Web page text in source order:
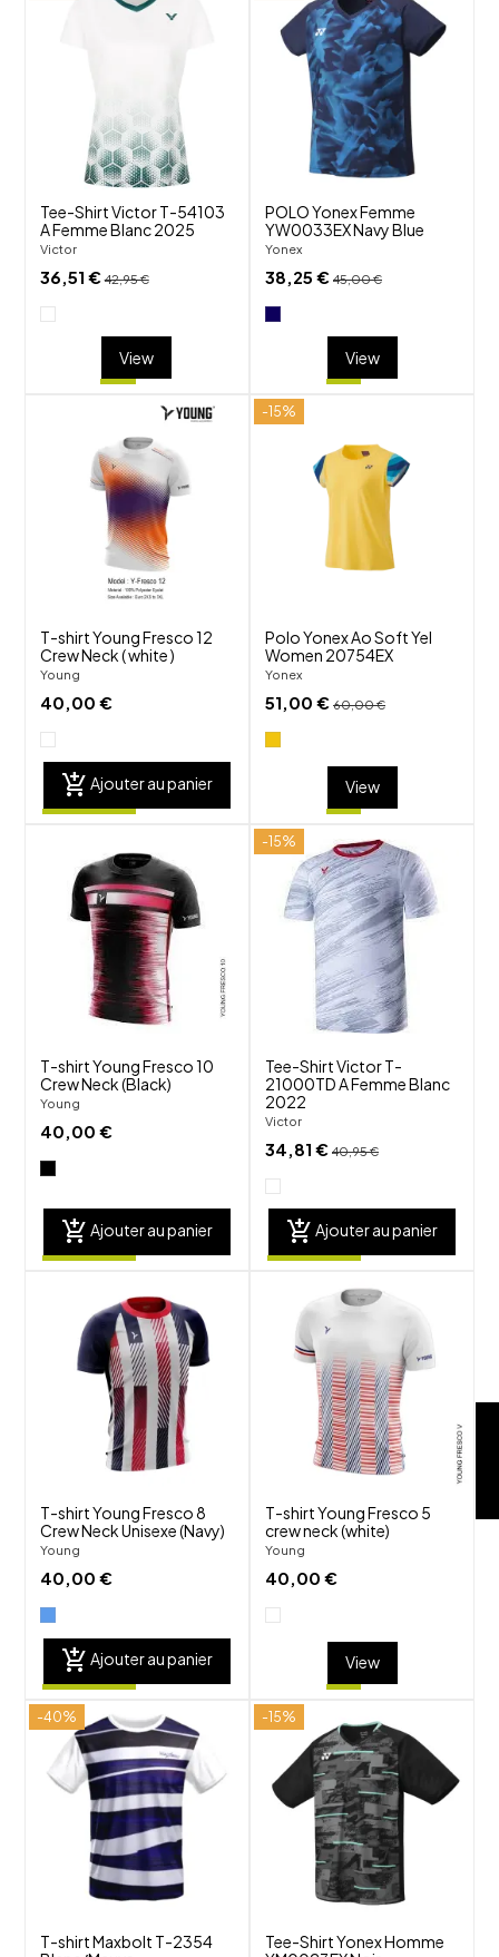
Tee-Shirt Victor T-54103
A Femme Blanc 2025
Victor
36,51 €42,95 €
View
shuffle
POLO Yonex Femme
YW0033EX Navy Blue
Yonex
38,25 € 45,00 €
View
T-shirt Young Fresco 12
Crew Neck ( white )
Young
40,00 €
add_shopping_cart Ajouter au panier
-15%
Polo Yonex Ao Soft Yel
Women 20754EX
Yonex
51,00 € 60,00 €
View
visibility
T-shirt Young Fresco 10
Crew Neck (Black)
Young
40,00 €
add_shopping_cart Ajouter au panier
-15%
favorite_border
Tee-Shirt Victor T-
21000TD A Femme Blanc
2022
Victor
34,81 € 40,95 €
add_shopping_cart Ajouter au panier
favorite_border
T-shirt Young Fresco 8
Crew Neck Unisexe (Navy)
Young
40,00 €
add_shopping_cart Ajouter au panier
favorite_border
T-shirt Young Fresco 5
crew neck (white)
Young
40,00 €
View
-40%
favorite_border
T-shirt Maxbolt T-2354
-15%
favorite_border
Tee-Shirt Yonex Homme